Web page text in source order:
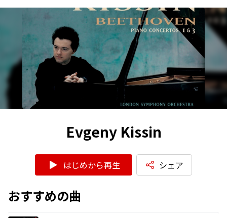
初回30日間無料お試し
Evgeny Kissin
はじめから再生 シェア
おすすめの曲